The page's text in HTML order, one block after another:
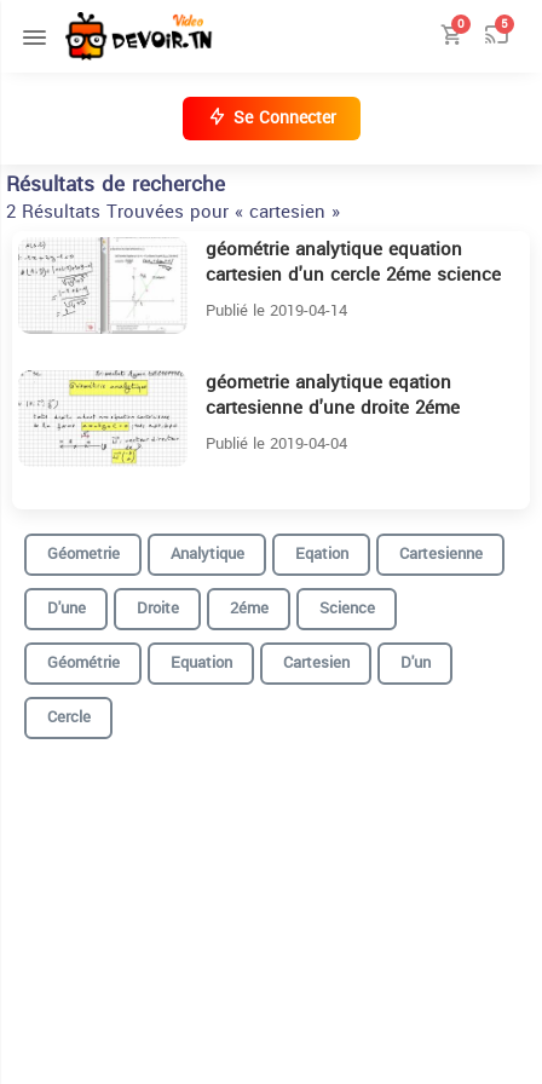
0 5
Se Connecter
Résultats de recherche
2 Résultats Trouvées pour « cartesien »
21:38 géométrie analytique equation
cartesien d'un cercle 2éme science
Publié le 2019-04-14
géometrie analytique eqation
cartesienne d'une droite 2éme
science :)
Publié le 2019-04-04
Géometrie Analytique Eqation
Cartesienne
D'une
Droite 2éme
Science
Géométrie
Equation Cartesien
D'un
Cercle